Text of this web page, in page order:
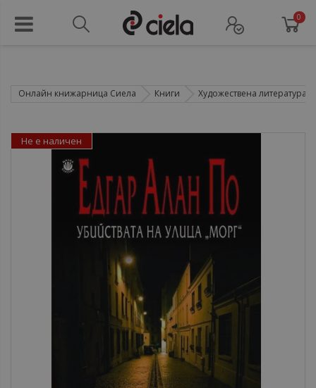
0
Онлайн книжарница Сиела Книги Художествена литература
Не е наличен